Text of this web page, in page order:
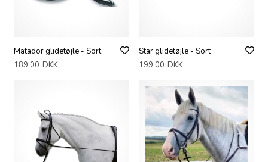
Matador glidetøjle - Sort
189,00 DKK
Star glidetøjle - Sort
199,00 DKK